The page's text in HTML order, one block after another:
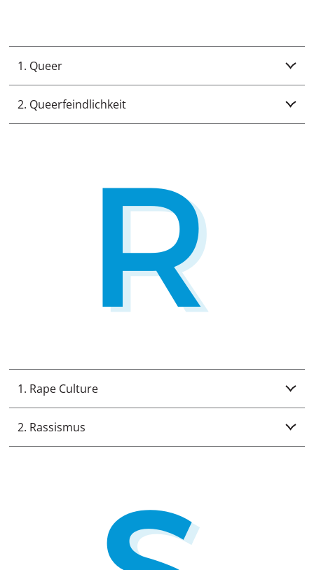
1. Queer
2. Queerfeindlichkeit
1. Rape Culture
2. Rassismus